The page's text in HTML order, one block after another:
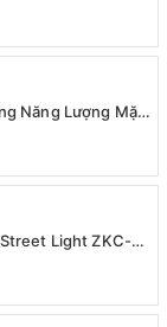
Năng Lượng Mặt
Light ZKC-